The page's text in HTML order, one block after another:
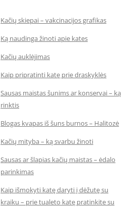
Kačių skiepai – vakcinacijos grafikas
Ką naudinga žinoti apie kates
Kačių auklėjimas
Kaip pripratinti katę prie draskyklės
Sausas maistas šunims ar konservai – ką
rinktis
Blogas kvapas iš šuns burnos – Halitozė
Kačių mityba – ką svarbu žinoti
Sausas ar šlapias kačių maistas – ėdalo
parinkimas
Kaip išmokyti katę daryti į dėžutę su
kraiku – prie tualeto katę pratinkite su